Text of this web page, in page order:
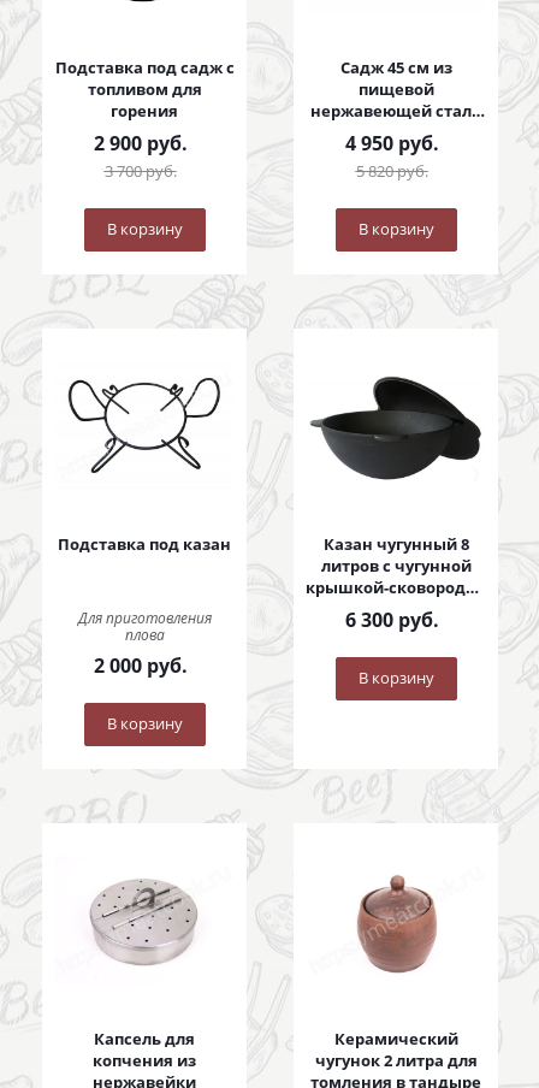
Подставка под садж с
топливом для
горения
2 900руб.
3 700руб.
В корзину
Садж 45 см из
пищевой
нержавеющей стали
с коваными ручками
4 950руб.
5 820руб.
В корзину
Подставка под казан
Для приготовления
плова
2 000руб.
В корзину
Казан чугунный 8
литров с чугунной
крышкой-сковородой
8 литров
6 300руб.
В корзину
Капсель для
копчения из
нержавейки
Керамический
чугунок 2 литра для
томления в тандыре